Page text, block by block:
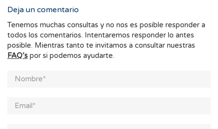
Deja un comentario
Tenemos muchas consultas y no nos es posible responder a
todos los comentarios. Intentaremos responder lo antes
posible. Mientras tanto te invitamos a consultar nuestras
FAQ’s por si podemos ayudarte.